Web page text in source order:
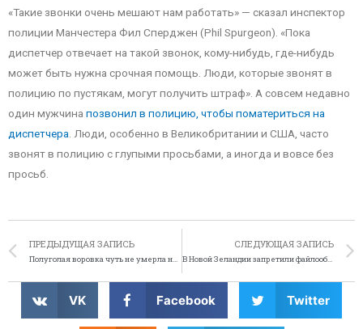
«Такие звонки очень мешают нам работать» — сказал инспектор
полиции Манчестера Фил Сперджен (Phil Spurgeon). «Пока
диспетчер отвечает на такой звонок, кому-нибудь, где-нибудь
может быть нужна срочная помощь. Люди, которые звонят в
полицию по пустякам, могут получить штраф». А совсем недавно
один мужчина позвонил в полицию, чтобы поматериться на
диспетчера . Люди, особенно в Великобритании и США, часто
звонят в полицию с глупыми просьбами, а иногда и вовсе без
просьб.
ПРЕДЫДУЩАЯ ЗАПИСЬ
Полуголая воровка чуть не умерла на заборе с венком в руках
СЛЕДУЮЩАЯ ЗАПИСЬ
В Новой Зеландии запретили файлообменники
VK Facebook Twitter